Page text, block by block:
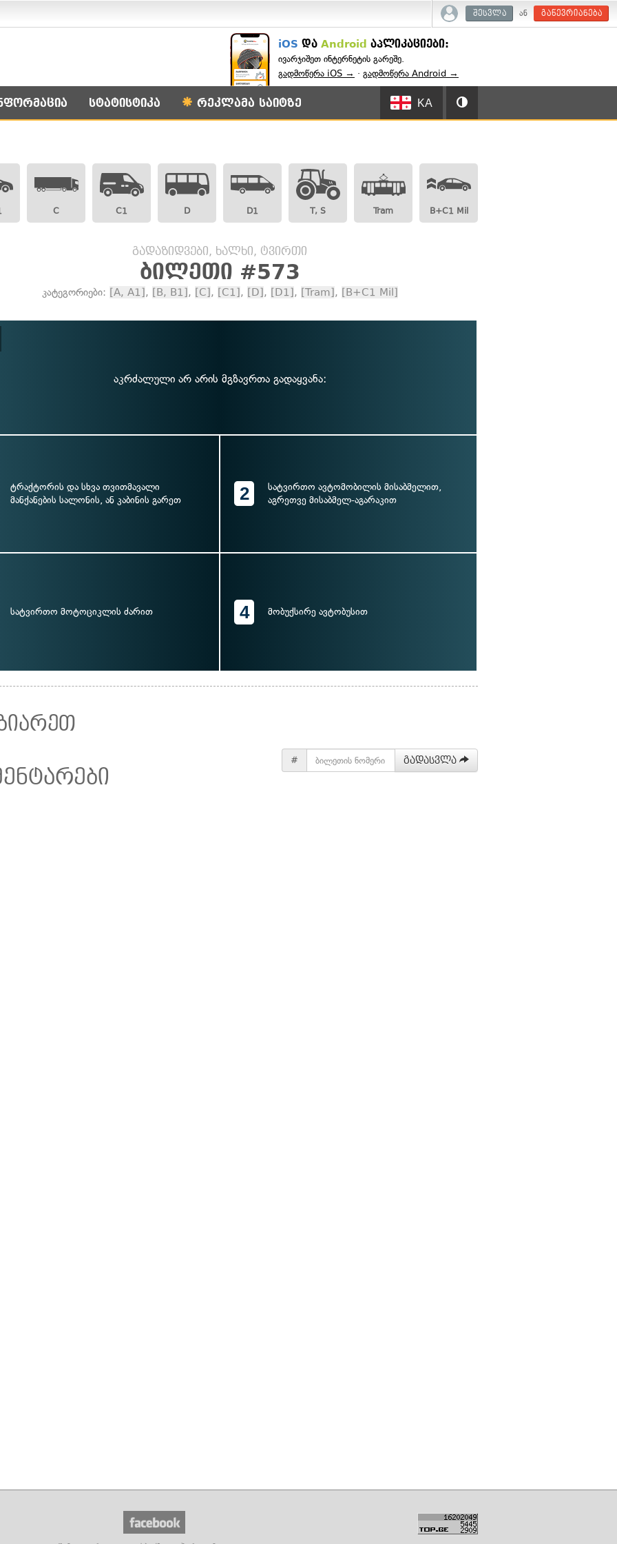
შესვლა ან გაწევრიანება
iOS და Android აპლიკაციები:
ივარჯიშეთ ინტერნეტის გარეშე.
გადმოწერა iOS → · გადმოწერა Android →
სტატისტიკა რეკლამა საიტზე KA
C C1 D D1 T, S Tram B+C1 Mil
გადაზიდვები, ხალხი, ტვირთი
ბილეთი #573
კატეგორიები: [A, A1], [B, B1], [C], [C1], [D], [D1], [Tram], [B+C1 Mil]
აკრძალული არ არის მგზავრთა გადაყვანა:
ტრაქტორის და სხვა თვითმავალი
მანქანების სალონის, ან კაბინის გარეთ
2
სატვირთო ავტომობილის მისაბმელით,
აგრეთვე მისაბმელ-აგარაკით
სატვირთო მოტოციკლის ძარით 4 მობუქსირე ავტობუსით
# გადასვლა